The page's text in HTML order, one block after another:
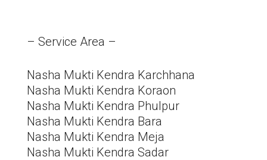
– Service Area –
Nasha Mukti Kendra Karchhana
Nasha Mukti Kendra Koraon
Nasha Mukti Kendra Phulpur
Nasha Mukti Kendra Bara
Nasha Mukti Kendra Meja
Nasha Mukti Kendra Sadar